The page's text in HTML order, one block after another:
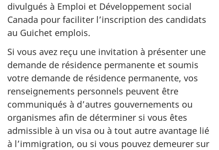
divulgués à Emploi et Développement social
Canada pour faciliter l’inscription des candidats
au Guichet emplois.
Si vous avez reçu une invitation à présenter une
demande de résidence permanente et soumis
votre demande de résidence permanente, vos
renseignements personnels peuvent être
communiqués à d’autres gouvernements ou
organismes afin de déterminer si vous êtes
admissible à un visa ou à tout autre avantage lié
à l’immigration, ou si vous pouvez demeurer sur